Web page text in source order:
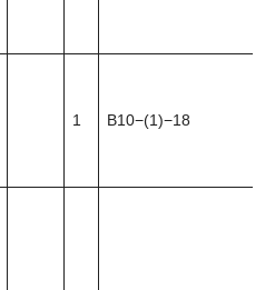
1 B10−(1)−18